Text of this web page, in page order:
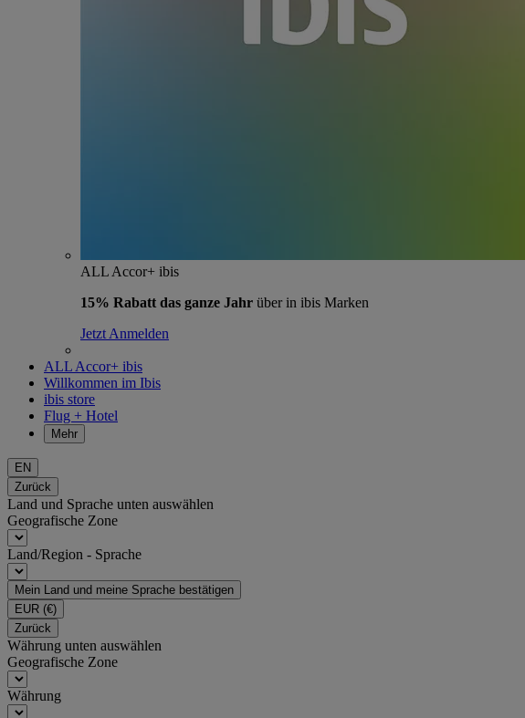
ALL Accor+ ibis
15% Rabatt das ganze Jahr über in ibis Marken
Jetzt Anmelden
ALL Accor+ ibis
Willkommen im Ibis
ibis store
Flug + Hotel
Mehr
EN
Zurück
Land und Sprache unten auswählen
Geografische Zone
Land/Region - Sprache
Mein Land und meine Sprache bestätigen
EUR (€)
Zurück
Währung unten auswählen
Geografische Zone
Währung